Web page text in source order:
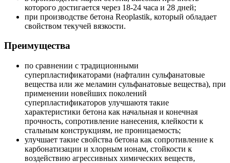
которого достигается через 18-24 часа и 28 дней;
при производстве бетона Reoplastik, который обладает
свойством текучей вязкости.
Преимущества
по сравнении с традиционными
суперпластификаторами (нафталин сульфанатовые
вещества или же меламин сульфанатовые вещества), при
применении новейших поколений
суперпластификаторов улучшаютя такие
характеристики бетона как начальная и конечная
прочность, сопротивление нанесения, клейкости к
стальным конструкциям, не проницаемость;
улучшает такие свойства бетона как сопротивление к
карбонатизации и хлорным ионам, стойкости к
воздействию агрессивных химических веществ,